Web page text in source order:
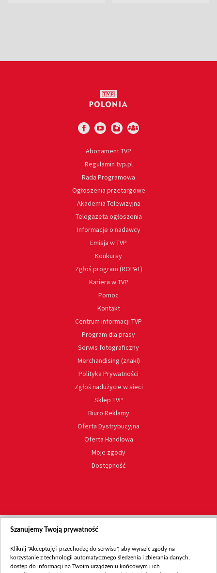
Abonament TVP
Regulamin tvp.pl
Rada Programowa
Ogłoszenia przetargowe
Akademia Telewizyjna
Telegazeta ogłoszenia
Informacje o nadawcy
Emisja w TVP
Konkursy
Zgłoś program (ROPAT)
Kariera w TVP
Pomoc
Kontakt
Centrum informacji TVP
Program dla prasy
Serwis fotograficzny
Merchandising (znaki)
Polityka Prywatności
Zgłoś nadużycie w sieci
Sklep TVP
Biuro Reklamy
Oferta Dystrybucyjna
Oferta Handlowa
Moje zgody
Dostępność
Szanujemy Twoją prywatność
Kliknij "Akceptuję i przechodzę do serwisu", aby wyrazić zgody na
korzystanie z technologii automatycznego śledzenia i zbierania danych,
dostęp do informacji na Twoim urządzeniu końcowym i ich